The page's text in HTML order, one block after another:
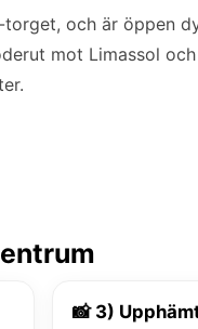
och är öppen
mot Limassol
📸 3)